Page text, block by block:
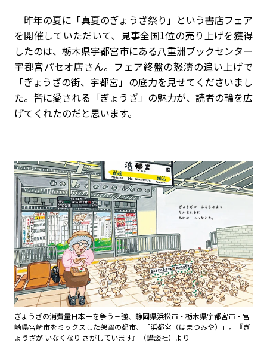
昨年の夏に「真夏のぎょうざ祭り」という書店フェア
を開催していただいて、見事全国1位の売り上げを獲得
したのは、栃木県宇都宮市にある八重洲ブックセンター
宇都宮パセオ店さん。フェア終盤の怒濤の追い上げで
「ぎょうざの街、宇都宮」の底力を見せてくださいまし
た。皆に愛される「ぎょうざ」の魅力が、読者の輪を広
げてくれたのだと思います。
ぎょうざの消費量日本一を争う三強、静岡県浜松市・栃木県宇都宮市・宮
崎県宮崎市をミックスした架空の都市、「浜都宮（はまつみや）」。『ぎ
ょうざが いなくなり さがしています』（講談社）より